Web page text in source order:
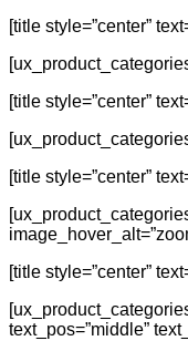
[title style=”center”
[title style=”center”
[title style=”center”
[title style=”center”
text_pos=”middle”